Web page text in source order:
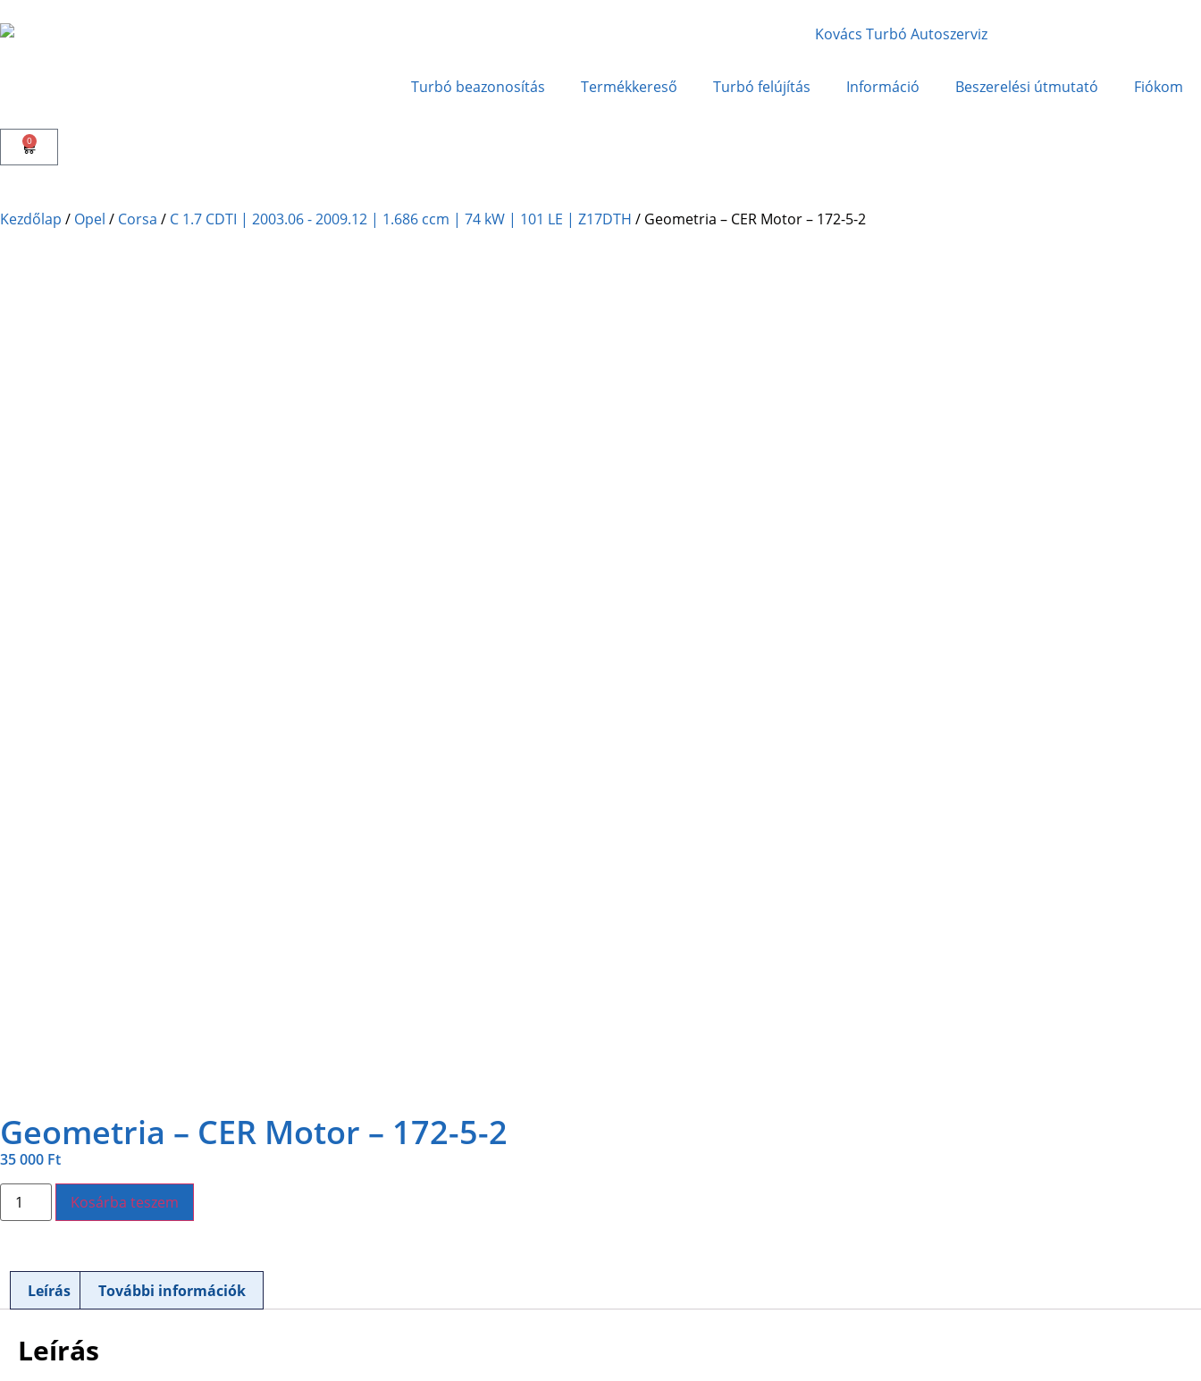
Turbó beazonosítás Termékkereső Turbó felújítás Információ Beszerelési útmutató Fiókom
0
Kezdőlap / Opel / Corsa / C 1.7 CDTI | 2003.06 - 2009.12 | 1.686 ccm | 74 kW | 101 LE | Z17DTH / Geometria – CER Motor – 172-5-2
Geometria – CER Motor – 172-5-2
35 000 Ft
Kosárba teszem
Leírás További információk
Leírás